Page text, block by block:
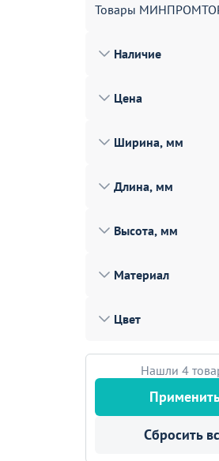
Диваны
Мебель для хранения
Освещение
Комнаты
Акции
Товары
Наличие
Цена
Ширина, мм
Длина, мм
Высота, мм
Материал
Цвет
Нашли 4
Сбросить